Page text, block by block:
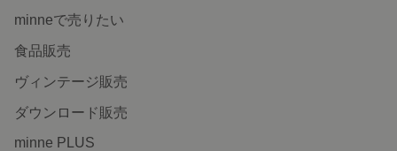
minneで売りたい
食品販売
ヴィンテージ販売
ダウンロード販売
minne PLUS